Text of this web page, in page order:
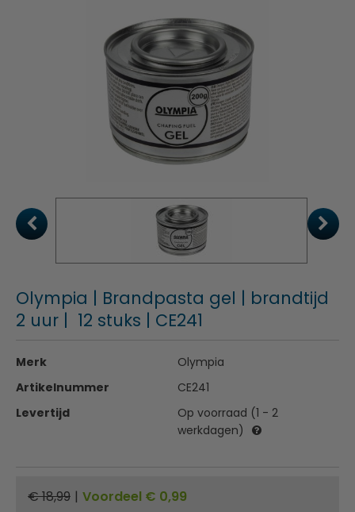
Olympia | Brandpasta gel | brandtijd
2 uur | 12 stuks | CE241
Merk
Olympia
Artikelnummer
CE241
Levertijd
Op voorraad (1 - 2
werkdagen)
€ 18,99 | Voordeel € 0,99